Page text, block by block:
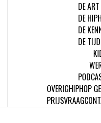
DE
DE
DE
DE
OVERIGHIPHOP
PRIJSVRAAG